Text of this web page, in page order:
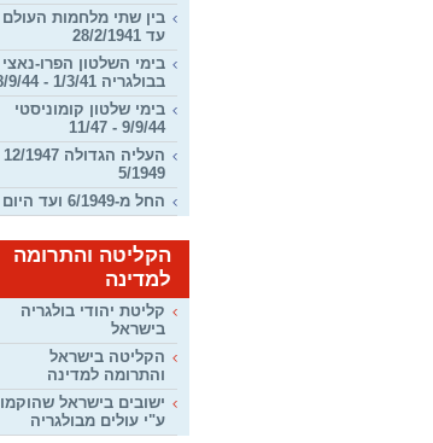
בין שתי מלחמות העולם
עד 28/2/1941
בימי השלטון הפרו-נאצי
בבולגריה 1/3/41 - 8/9/44
בימי שלטון קומוניסטי
9/9/44 - 11/47
5/1949
החל מ-6/1949 ועד היום
הקליטה והתרומה
למדינה
קליטת יהודי בולגריה
בישראל
הקליטה בישראל
והתרומה למדינה
ישובים בישראל שהוקמו
ע"י עולים מבולגריה